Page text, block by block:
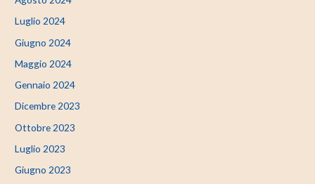
Luglio 2024
Giugno 2024
Maggio 2024
Gennaio 2024
Dicembre 2023
Ottobre 2023
Luglio 2023
Giugno 2023